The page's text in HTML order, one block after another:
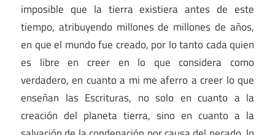
imposible que la tierra existiera antes de este
tiempo, atribuyendo millones de millones de años,
en que el mundo fue creado, por lo tanto cada quien
es libre en creer en lo que considera como
verdadero, en cuanto a mi me aferro a creer lo que
enseñan las Escrituras, no solo en cuanto a la
creación del planeta tierra, sino en cuanto a la